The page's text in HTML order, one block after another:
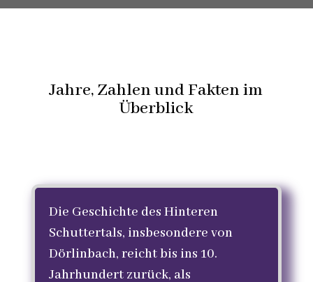
Jahre, Zahlen und Fakten im
Überblick
Die Geschichte des Hinteren
Schuttertals, insbesondere von
Dörlinbach, reicht bis ins 10.
Jahrhundert zurück, als